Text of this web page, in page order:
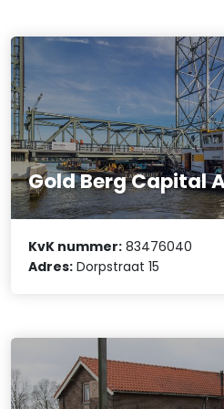
Gold Berg Capital
KvK nummer: 83476040
Adres: Dorpstraat 15